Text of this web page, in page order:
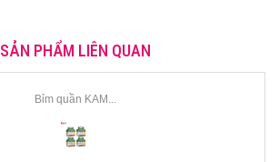
SẢN PHẨM LIÊN QUAN
Bỉm quần KAM...